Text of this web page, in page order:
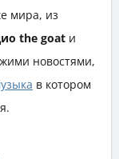
мира, из
the goat и
новостями,
в котором